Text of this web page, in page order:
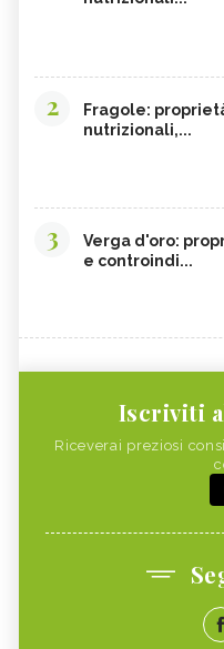
2
Fragole:
nutrizionali,...
3
Verga d'oro:
e controindi...
Iscriviti
Riceverai preziosi